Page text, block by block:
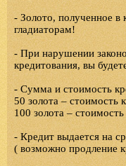
- Золото, полученное в
гладиаторам!
- При нарушении
кредитования, вы
- Сумма и стоимость
50 золота – стоимость
100 золота –
- Кредит выдается на
( возможно продление